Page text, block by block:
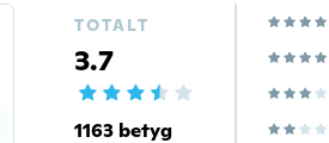
TOTALT
3.7
1163 betyg